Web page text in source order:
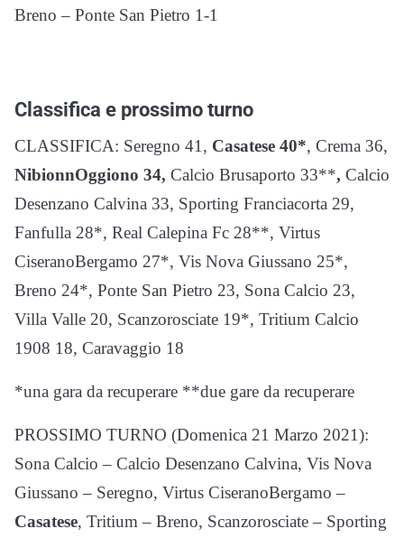
Breno – Ponte San Pietro 1-1
Classifica e prossimo turno
CLASSIFICA: Seregno 41, Casatese 40*, Crema 36,
NibionnOggiono 34, Calcio Brusaporto 33**, Calcio
Desenzano Calvina 33, Sporting Franciacorta 29,
Fanfulla 28*, Real Calepina Fc 28**, Virtus
CiseranoBergamo 27*, Vis Nova Giussano 25*,
Breno 24*, Ponte San Pietro 23, Sona Calcio 23,
Villa Valle 20, Scanzorosciate 19*, Tritium Calcio
1908 18, Caravaggio 18
*una gara da recuperare **due gare da recuperare
PROSSIMO TURNO (Domenica 21 Marzo 2021):
Sona Calcio – Calcio Desenzano Calvina, Vis Nova
Giussano – Seregno, Virtus CiseranoBergamo –
Casatese, Tritium – Breno, Scanzorosciate – Sporting